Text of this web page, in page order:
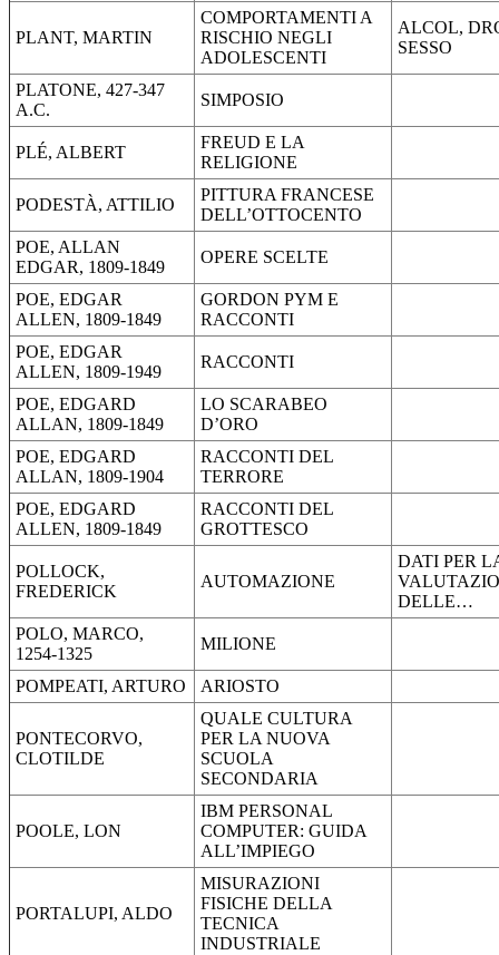
PLANT, MARTIN
COMPORTAMENTI A
RISCHIO NEGLI
ADOLESCENTI
ALCOL,
SESSO
PLATONE, 427-347
A.C.
SIMPOSIO
PLÉ, ALBERT
FREUD E LA
RELIGIONE
PODESTÀ, ATTILIO
PITTURA FRANCESE
DELL’OTTOCENTO
POE, ALLAN
EDGAR, 1809-1849
OPERE SCELTE
POE, EDGAR
ALLEN, 1809-1849
GORDON PYM E
RACCONTI
POE, EDGAR
ALLEN, 1809-1949
RACCONTI
POE, EDGARD
ALLAN, 1809-1849
LO SCARABEO
D’ORO
POE, EDGARD
ALLAN, 1809-1904
RACCONTI DEL
TERRORE
POE, EDGARD
ALLEN, 1809-1849
RACCONTI DEL
GROTTESCO
POLLOCK,
FREDERICK
AUTOMAZIONE
DATI PER
DELLE…
POLO, MARCO,
1254-1325
MILIONE
POMPEATI, ARTURO ARIOSTO
PONTECORVO,
CLOTILDE
QUALE CULTURA
PER LA NUOVA
SCUOLA
SECONDARIA
POOLE, LON
IBM PERSONAL
COMPUTER: GUIDA
ALL’IMPIEGO
PORTALUPI, ALDO
MISURAZIONI
FISICHE DELLA
TECNICA
INDUSTRIALE